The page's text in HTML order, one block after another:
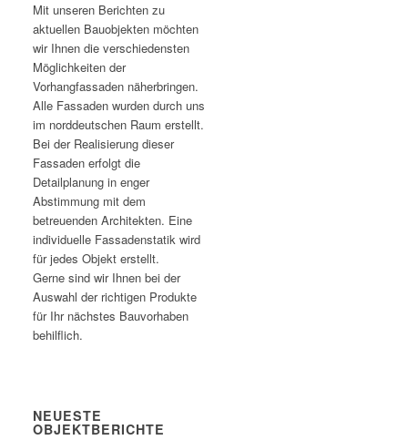
Mit unseren Berichten zu
aktuellen Bauobjekten möchten
wir Ihnen die verschiedensten
Möglichkeiten der
Vorhangfassaden näherbringen.
Alle Fassaden wurden durch uns
im norddeutschen Raum erstellt.
Bei der Realisierung dieser
Fassaden erfolgt die
Detailplanung in enger
Abstimmung mit dem
betreuenden Architekten. Eine
individuelle Fassadenstatik wird
für jedes Objekt erstellt.
Gerne sind wir Ihnen bei der
Auswahl der richtigen Produkte
für Ihr nächstes Bauvorhaben
behilflich.
NEUESTE
OBJEKTBERICHTE